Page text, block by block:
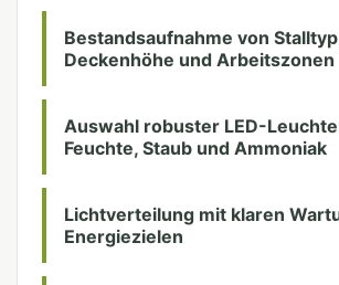
Bestandsaufnahme von
Deckenhöhe und Arbeitszonen
Auswahl robuster LED-
Feuchte, Staub und Ammoniak
Lichtverteilung mit klaren
Energiezielen